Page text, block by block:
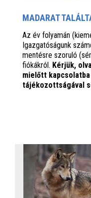
MADARAT
Az év folyamán
Igazgatóságunk
mentésre szoruló
fiókákról. Kérjük,
mielőtt
tájékozottságával